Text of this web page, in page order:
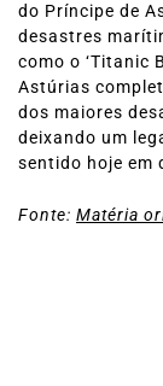
do Príncipe de
desastres
como o ‘Titanic
Astúrias
dos maiores
deixando um
sentido hoje em
Fonte: Matéria